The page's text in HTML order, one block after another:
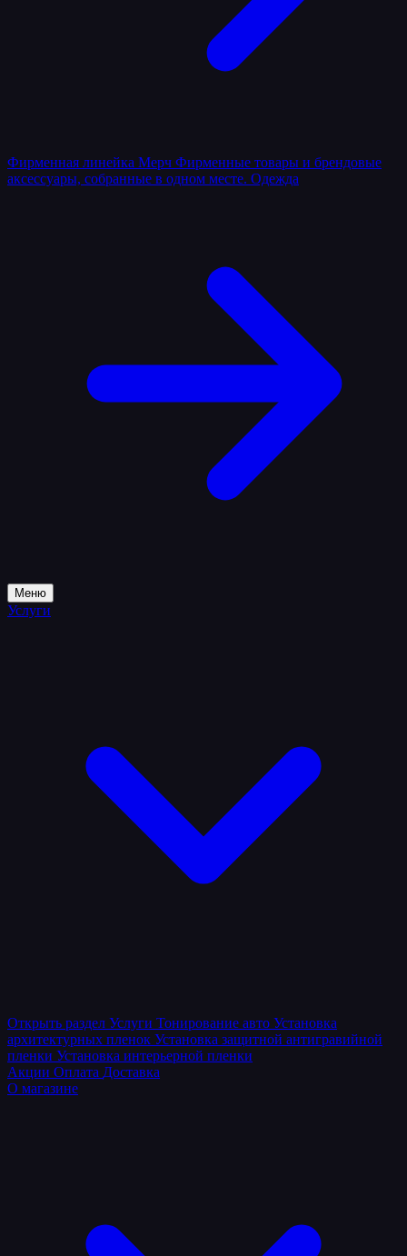
Фирменная линейка Мерч Фирменные товары и брендовые
аксессуары, собранные в одном месте. Одежда
Меню
Услуги
Открыть раздел Услуги Тонирование авто Установка
архитектурных пленок Установка защитной антигравийной
пленки Установка интерьерной пленки
Акции Оплата Доставка
О магазине